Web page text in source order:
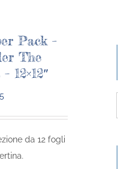
Pack –
The
12×12″
da 12 fogli